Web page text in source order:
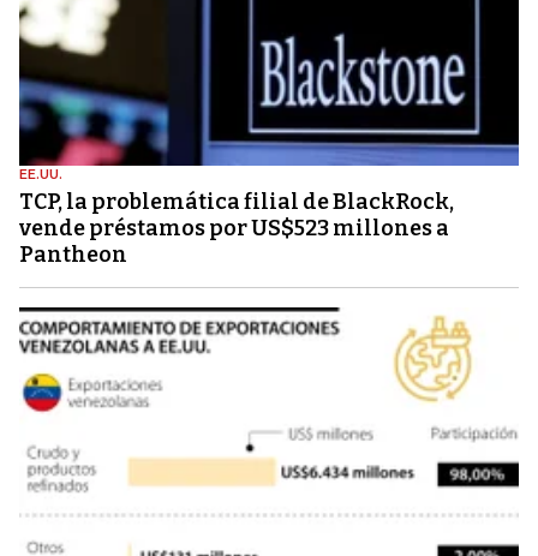
EE.UU.
TCP, la problemática filial de BlackRock,
vende préstamos por US$523 millones a
Pantheon